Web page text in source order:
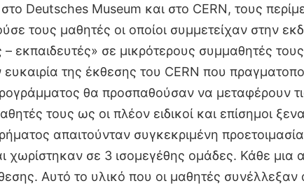
Deutsches Museum και στο CERN, τους
τους μαθητές οι οποίοι συμμετείχαν στην
εκπαιδευτές» σε μικρότερους συμμαθητές
της έκθεσης του CERN που
θα προσπαθούσαν να μεταφέρουν
τους ως οι πλέον ειδικοί και επίσημοι
απαιτούνταν συγκεκριμένη
σε 3 ισομεγέθης ομάδες. Κάθε μια
Αυτό το υλικό που οι μαθητές